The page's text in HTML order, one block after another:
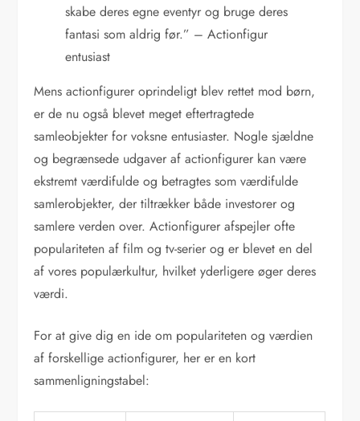
skabe deres egne eventyr og bruge deres
fantasi som aldrig før.” – Actionfigur
entusiast
Mens actionfigurer oprindeligt blev rettet mod børn,
er de nu også blevet meget eftertragtede
samleobjekter for voksne entusiaster. Nogle sjældne
og begrænsede udgaver af actionfigurer kan være
ekstremt værdifulde og betragtes som værdifulde
samlerobjekter, der tiltrækker både investorer og
samlere verden over. Actionfigurer afspejler ofte
populariteten af film og tv-serier og er blevet en del
af vores populærkultur, hvilket yderligere øger deres
værdi.
For at give dig en ide om populariteten og værdien
af forskellige actionfigurer, her er en kort
sammenligningstabel: